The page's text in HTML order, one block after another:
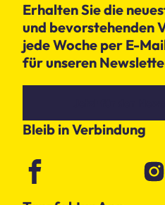
Erhalten Sie die
und bevorstehenden
jede Woche per E-
für unseren
Bleib in Verbindung